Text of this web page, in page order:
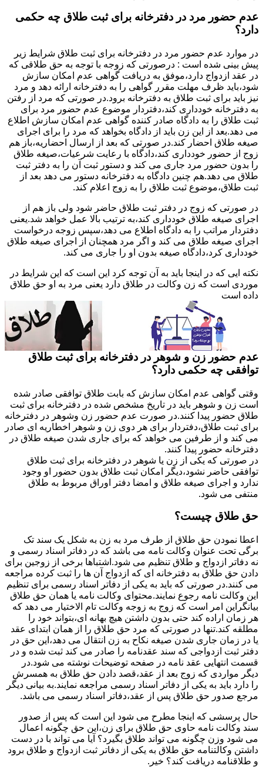
عدم حضور مرد در دفترخانه برای ثبت طلاق چه حکمی
دارد؟
در موارد عدم حضور مرد در دفترخانه برای ثبت طلاق شرایط زیر
پیش بینی شده است : درصورتی که زوجه با توجه به حق طلاقی که
در عقد ازدواج دارد،موفق به دریافت گواهی عدم امکان سازش
شود،باید ظرف مهلت مقرر گواهی را به دفترخانه ارائه دهد و مرد
نیز باید برای ثبت طلاق به دفترخانه برود.در صورتی که مرد از رفتن
به دفترخانه خودداری کند،دفتردار موضوع عدم حضور مرد برای
ثبت طلاق را به دادگاه صادر کننده گواهی عدم امکان سازش اطلاع
می دهد.بعد از این زن باید از دادگاه بخواهد که مرد را برای اجرای
صیغه طلاق احضار کند.در صورتی که بعد از ارسال احضاریه،باز هم
زوج از حضور خودداری کند،دادگاه با رعایت شرعیات،صیغه طلاق
را بدون حضور مرد جاری می کند و دستور ثبت آن را به دفتر ثبت
طلاق می دهد.هم چنین دادگاه به دفترخانه دستور می دهد بعد از
ثبت طلاق،موضوع ثبت طلاق را به زوج اعلام کند.
در صورتی که زوج در دفتر ثبت طلاق حاضر شود ولی باز هم از
اجرای صیغه طلاق خودداری کند،به ترتیب بالا عمل خواهد شد.یعنی
دفتردار مراتب را به دادگاه اطلاع می دهد،سپس زوجه درخواست
اجرای صیغه طلاق می کند و اگر مرد همچنان از اجرای صیغه طلاق
خودداری کرد،دادگاه صیغه بدون او را جاری می کند.
نکته ایی که در اینجا باید به آن توجه کرد این است که این شرایط در
موردی است که زن وکالت در طلاق دارد یعنی مرد به او حق طلاق
داده است
عدم حضور زن و شوهر در دفترخانه برای ثبت طلاق
توافقی چه حکمی دارد؟
وقتی گواهی عدم امکان سازش که بابت طلاق توافقی صادر شده
است زن و شوهر باید در تاریخ مشخص شده در دفترخانه برای ثبت
طلاق حضور پیدا کنند.در صورت عدم حضور زن وشوهر در دفترخانه
برای ثبت طلاق،دفتردار برای هر دوی زن و شوهر اخطاریه ای صادر
می کند و از طرفین می خواهد که برای جاری شدن صیغه طلاق در
دفترخانه حضور پیدا کنند.
در صورتی که یکی از زن یا شوهر در دفترخانه برای ثبت طلاق
توافقی حاضر نشود،دیگر امکان ثبت طلاق بدون حضور او وجود
ندارد و اجرای صیغه طلاق و امضا دفتر اوراق مربوط به طلاق
منتفی می شود.
حق طلاق چیست؟
اعطا نمودن حق طلاق از طرف مرد به زن به شکل یک سند تک
برگی تحت عنوان وکالت نامه می باشد که در دفاتر اسناد رسمی و
نه دفاتر ازدواج و طلاق تنظیم می شود.اشتباها برخی از زوجین برای
دادن حق طلاق به دفترخانه ای که ازدواج آن ها را ثبت کرده مراجعه
می کنند.در صورتی که باید به یکی از دفاتر اسناد رسمی برای تنظیم
این وکالت نامه رجوع نمایند.محتوای وکالت نامه یا همان حق طلاق
بیانگراین امر است که زوج به زوجه وکالت تام الاختیار می دهد که
هر زمان اراده کند حتی بدون داشتن هیچ بهانه ای،بتواند خود را
مطلقه کند.تنها در صورتی که مرد حق طلاق را از همان ابتدای عقد
یا در زمان جاری شدن صیغه نکاح به زن انتقال می دهد،این حق در
دفتر ثبت ازدواجی که سند عقدنامه را صادر می کند ثبت شده و در
قسمت انتهایی عقد نامه در صفحه توضیحات نوشته می شود.در
دیگر مواردی که زوج بعد از عقد،قصد دادن حق طلاق به همسرش
را دارد باید به یکی از دفاتر اسناد رسمی مراجعه نمایند.به بیانی دیگر
مرجع صدور حق طلاق پس از عقد،دفاتر اسناد رسمی می باشد.
حال پرسشی که اینجا مطرح می شود این است که پس از صدور
سند وکالت نامه حاوی حق طلاق برای زن،این حق چگونه اعمال
می شود وزن چگونه می تواند طلاق بگیرد؟ آیا می تواند با در دست
داشتن وکالتنامه حق طلاق به یکی از دفاتر ثبت ازدواج و طلاق برود
و طلاقنامه دریافت کند؟ خیر.